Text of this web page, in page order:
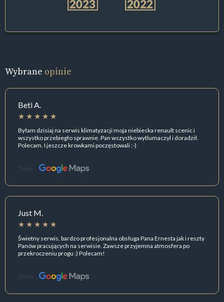
Wybrane opinie
Beti A.
Byłam dzisiaj na serwis klimatyzacji moja niebieska renault scenic i
wszystko przebiegło sprawnie. Pan wszystko wytlumaczyl i doradził.
Polecam. I jeszcze krowkami poczęstowali ;-)
Źródło:
Just M.
Świetny serwis, bardzo profesjonalna obsługa Pana Ernesta jak i reszty
Panów pracujących na serwisie. Zawsze przyjemna atmosfera po
przekroczeniu progu :) Polecam!
Źródło: